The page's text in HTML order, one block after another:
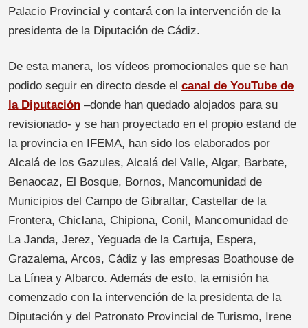
Palacio Provincial y contará con la intervención de la
presidenta de la Diputación de Cádiz.
De esta manera, los vídeos promocionales que se han
podido seguir en directo desde el canal de YouTube de
la Diputación –donde han quedado alojados para su
revisionado- y se han proyectado en el propio estand de
la provincia en IFEMA, han sido los elaborados por
Alcalá de los Gazules, Alcalá del Valle, Algar, Barbate,
Benaocaz, El Bosque, Bornos, Mancomunidad de
Municipios del Campo de Gibraltar, Castellar de la
Frontera, Chiclana, Chipiona, Conil, Mancomunidad de
La Janda, Jerez, Yeguada de la Cartuja, Espera,
Grazalema, Arcos, Cádiz y las empresas Boathouse de
La Línea y Albarco. Además de esto, la emisión ha
comenzado con la intervención de la presidenta de la
Diputación y del Patronato Provincial de Turismo, Irene